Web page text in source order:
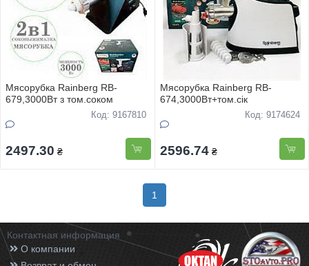
Мясорубка Rainberg RB-
679,3000Вт з том.соком
Код: 9167810
2497.30 ₴
Мясорубка Rainberg RB-
674,3000Вт+том.сiк
Код: 9174624
2596.74 ₴
1
Контактная информация
О компании